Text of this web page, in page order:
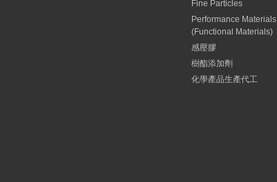
Fine Particles
Performance Materials
(Functional Materials)
感壓膠
樹酯添加劑
化學產品生產代工